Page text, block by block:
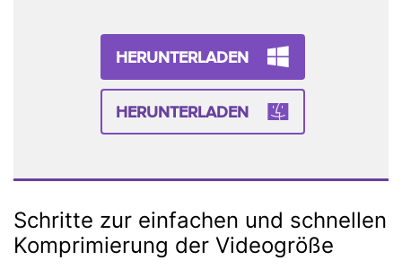
HERUNTERLADEN
HERUNTERLADEN
Schritte zur einfachen und schnellen
Komprimierung der Videogröße